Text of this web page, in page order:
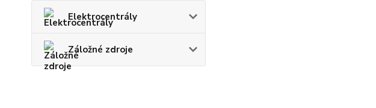
Elektrocentrály
Záložné zdroje